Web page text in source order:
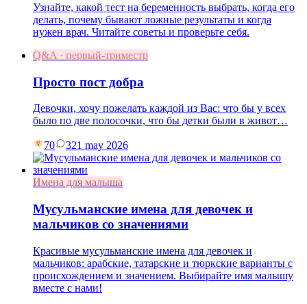
Узнайте, какой тест на беременность выбрать, когда его
делать, почему бывают ложные результаты и когда
нужен врач. Читайте советы и проверьте себя.
Q&A · первый-триместр
Просто пост добра
Девочки, хочу пожелать каждой из Вас: что бы у всех
было по две полосочки, что бы детки были в живот…
70 321 may 2026
Имена для малыша
Мусульманские имена для девочек и
мальчиков со значениями
Красивые мусульманские имена для девочек и
мальчиков: арабские, татарские и тюркские варианты с
происхождением и значением. Выбирайте имя малышу
вместе с нами!